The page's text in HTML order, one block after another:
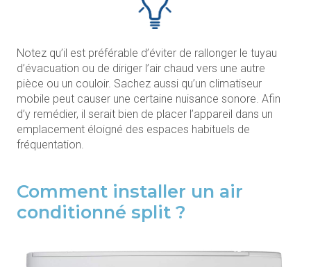
Notez qu’il est préférable d’éviter de rallonger le tuyau
d’évacuation ou de diriger l’air chaud vers une autre
pièce ou un couloir. Sachez aussi qu’un climatiseur
mobile peut causer une certaine nuisance sonore. Afin
d’y remédier, il serait bien de placer l’appareil dans un
emplacement éloigné des espaces habituels de
fréquentation.
Comment installer un air
conditionné split ?